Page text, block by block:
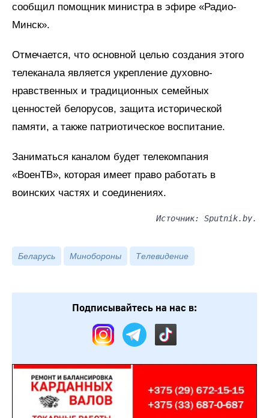
сообщил помощник министра в эфире «Радио-
Минск».
Отмечается, что основной целью создания этого
телеканала является укрепление духовно-
нравственных и традиционных семейных
ценностей белорусов, защита исторической
памяти, а также патриотическое воспитание.
Заниматься каналом будет телекомпания
«ВоенТВ», которая имеет право работать в
воинских частях и соединениях.
Источник: Sputnik.by.
Беларусь Минобороны Телевидение
Подписывайтесь на нас в: